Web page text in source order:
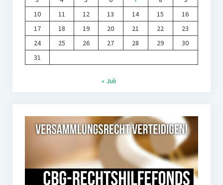
10
11 12 13 14 15
16
17
18 19 20 21 22
23
24
25 26 27 28 29
30
31
« Juli